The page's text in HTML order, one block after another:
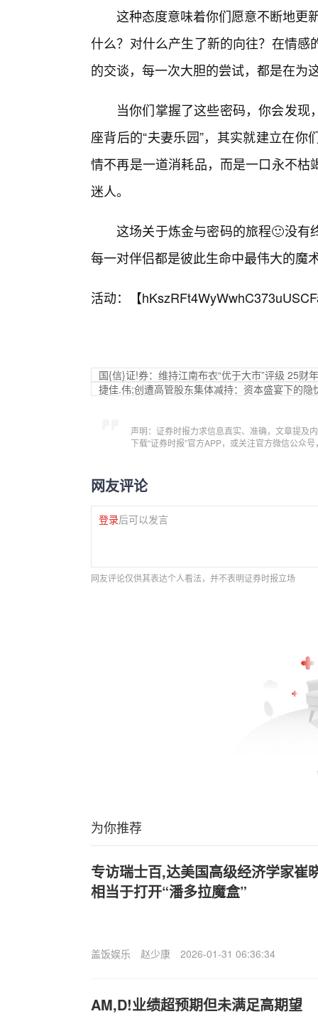
这种态度意味着你们愿意不断地更
什么？对什么产生了新的向往？在情
的交谈，每一次大胆的尝试，都是在为
当你们掌握了这些密码，你会发
座背后的“夫妻乐园”，其实就建立在
情不再是一道消耗品，而是一口永不
迷人。
这场关于炼金与密码的旅程🙂没有
每一对伴侣都是彼此生命中最伟大的魔
活动：【
国{信}证!券：维持江南布衣“优于大市”评级 25财
捷佳.伟;创遭高管股东集体减持：资本盛宴下的隐
声明：证券时报力求信息真实、准确，文章提及
下载“证券时报”官方APP，或关注官方微信公众
网友评论
登录后可以发言
网友评论仅供其表达个人看法，并不表明证券时报立场
为你推荐
专访瑞士百,达美国高级经济学家崔
相当于打开“潘多拉魔盒”
盖饭娱乐 赵少康 2026-01-31 06:36:34
AM,D!业绩超预期但未满足高期望